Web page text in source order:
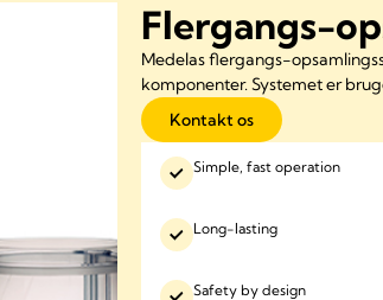
Flergangs-
Medelas flergangs-
komponenter. Systemet er
Kontakt os
Simple, fast operation
Long-lasting
Safety by design